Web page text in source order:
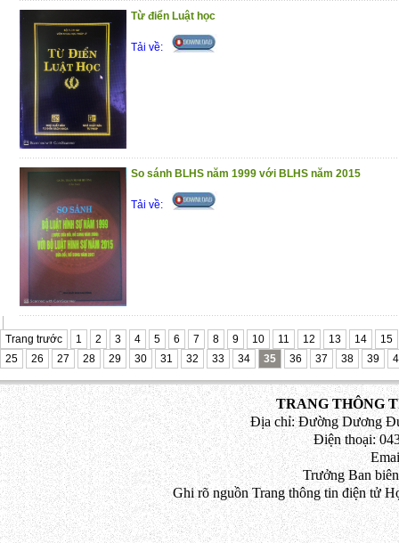
Từ điển Luật học
Tải về:
So sánh BLHS năm 1999 với BLHS năm 2015
Tải về:
Trang trước 1 2 3 4 5 6 7 8 9 10 11 12 13 14
15
25
26 27 28 29 30 31 32 33 34 35 36 37 38 39
TRANG THÔNG
Địa chỉ: Đường Dương
Điện thoại:
Trưởng Ban
Ghi rõ nguồn Trang thông tin điện tử